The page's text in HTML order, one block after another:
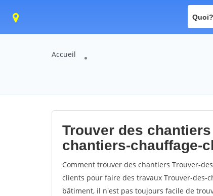
Quoi?
Accueil
Trouver des
chantiers-chauffage-
Comment trouver des chantiers Trouver-
clients pour faire des travaux Trouver-des-
bâtiment, il n'est pas toujours facile de